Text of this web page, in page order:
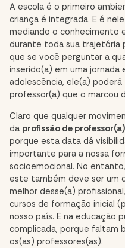
A escola é o primeiro
criança é integrada. E é
mediando o conhecimento
durante toda sua trajetória
que se você perguntar a
inserido(a) em uma jornada
adolescência, ele(a)
professor(a) que o marcou
Claro que qualquer
da profissão de professor(a)
porque esta data dá
importante para a nossa
socioemocional. No
este também deve ser um
melhor desse(a)
cursos de formação inicial
nosso país. E na educação
complicada, porque faltam
os(as) professores(as).